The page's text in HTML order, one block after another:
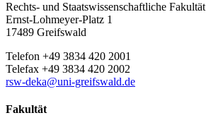
Rechts- und Staatswissenschaftliche Fakultät
Ernst-Lohmeyer-Platz 1
17489 Greifswald
Telefon +49 3834 420 2001
Telefax +49 3834 420 2002
rsw-deka@uni-greifswald.de
Fakultät